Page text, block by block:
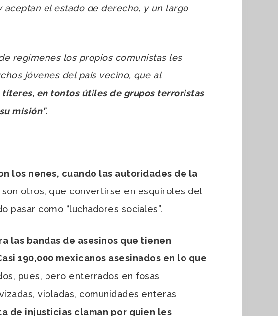
aceptan el estado de derecho, y un largo
regímenes los propios comunistas les
jóvenes del país vecino, que al
en tontos útiles de grupos terroristas
misión”.
los nenes, cuando las autoridades de la
otros, que convertirse en esquiroles del
como “luchadores sociales”.
las bandas de asesinos que tienen
190,000 mexicanos asesinados en lo que
pues, pero enterrados en fosas
violadas, comunidades enteras
de injusticias claman por quien les